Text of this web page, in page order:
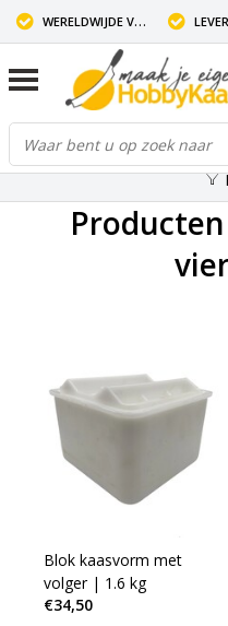
WERELDWIJDE VERZENDING LEVERING
Blok kaasvorm met
volger | 1.6 kg
€34,50